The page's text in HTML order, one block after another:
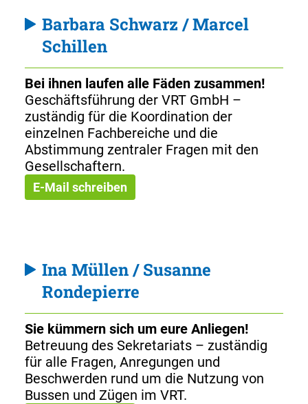
Barbara Schwarz / Marcel
Schillen
Bei ihnen laufen alle Fäden zusammen!
Geschäftsführung der VRT GmbH –
zuständig für die Koordination der
einzelnen Fachbereiche und die
Abstimmung zentraler Fragen mit den
Gesellschaftern.
E-Mail schreiben
Ina Müllen / Susanne
Rondepierre
Sie kümmern sich um eure Anliegen!
Betreuung des Sekretariats – zuständig
für alle Fragen, Anregungen und
Beschwerden rund um die Nutzung von
Bussen und Zügen im VRT.